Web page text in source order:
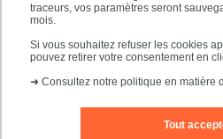
traceurs, vos paramètres seront
mois.
Si vous souhaitez refuser les cookies
pouvez retirer votre consentement en
➜ Consultez notre politique en matière
Tout
NOS FORMATIONS
Nous